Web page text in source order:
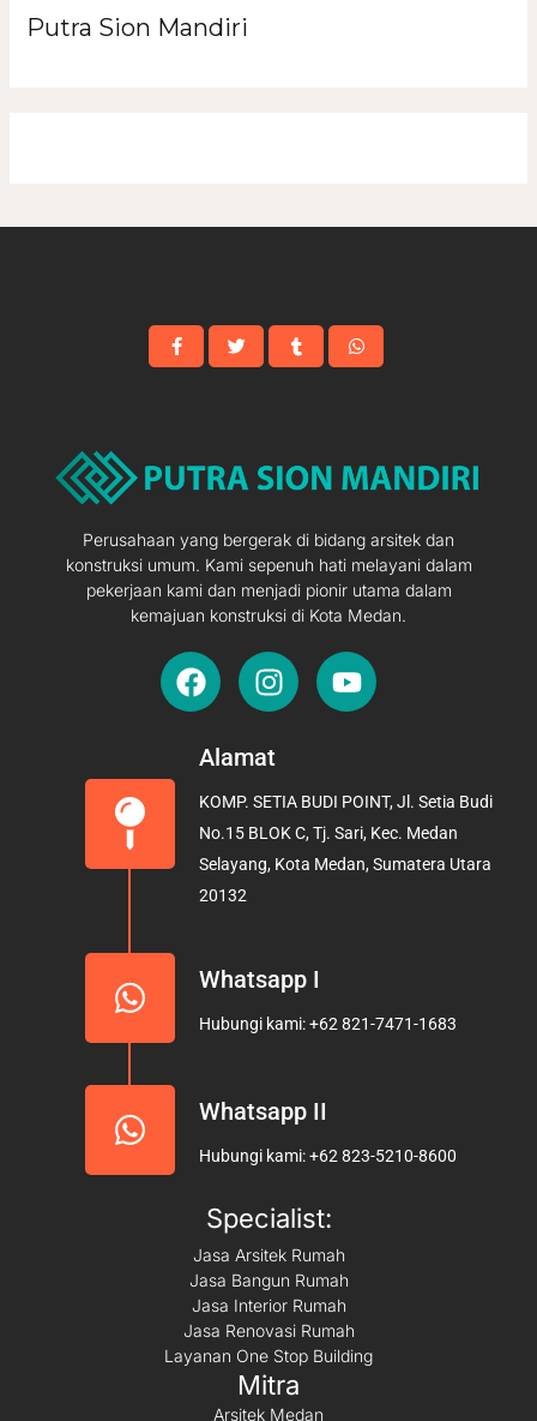
Putra Sion Mandiri
Perusahaan yang bergerak di bidang arsitek dan
konstruksi umum. Kami sepenuh hati melayani dalam
pekerjaan kami dan menjadi pionir utama dalam
kemajuan konstruksi di Kota Medan.
F
a
e
o
o
k
I
n
t
g
r
a
Y
o
b
e
Alamat
KOMP. SETIA BUDI POINT, Jl. Setia Budi
No.15 BLOK C, Tj. Sari, Kec. Medan
Selayang, Kota Medan, Sumatera Utara
20132
Whatsapp I
Hubungi kami: +62 821-7471-1683
Whatsapp II
Hubungi kami: +62 823-5210-8600
Specialist:
Jasa Arsitek Rumah
Jasa Bangun Rumah
Jasa Interior Rumah
Jasa Renovasi Rumah
Layanan One Stop Building
Mitra
Arsitek Medan